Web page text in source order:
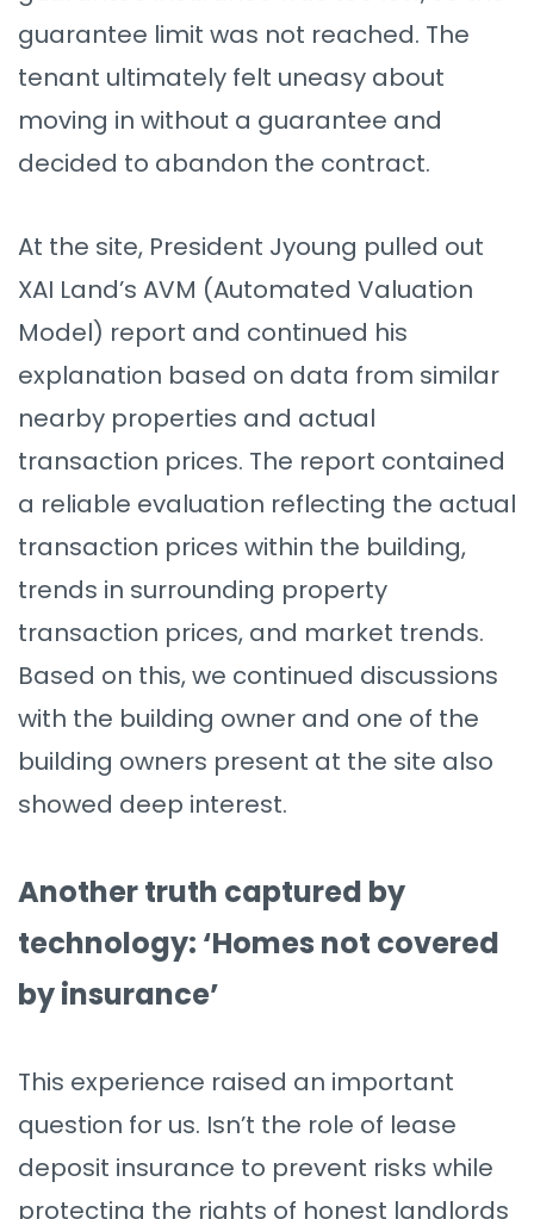
guarantee limit was not reached. The
tenant ultimately felt uneasy about
moving in without a guarantee and
decided to abandon the contract.
At the site, President Jyoung pulled out
XAI Land’s AVM (Automated Valuation
Model) report and continued his
explanation based on data from similar
nearby properties and actual
transaction prices. The report contained
a reliable evaluation reflecting the actual
transaction prices within the building,
trends in surrounding property
transaction prices, and market trends.
Based on this, we continued discussions
with the building owner and one of the
building owners present at the site also
showed deep interest.
Another truth captured by
technology: ‘Homes not covered
by insurance’
This experience raised an important
question for us. Isn’t the role of lease
deposit insurance to prevent risks while
protecting the rights of honest landlords